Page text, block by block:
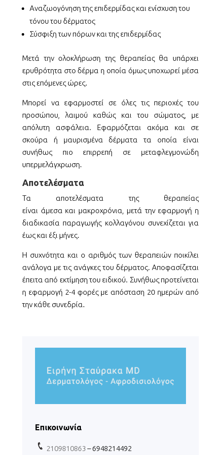
Αναζωογόνηση της επιδερμίδας και ενίσχυση του
τόνου του δέρματος
Σύσφιξη των πόρων και της επιδερμίδας
Μετά την ολοκλήρωση της θεραπείας θα υπάρχει
ερυθρότητα στο δέρμα η οποία όμως υποχωρεί μέσα
στις επόμενες ώρες.
Μπορεί να εφαρμοστεί σε όλες τις περιοχές του
προσώπου, λαιμού καθώς και του σώματος, με
απόλυτη ασφάλεια. Εφαρμόζεται ακόμα και σε
σκούρα ή μαυρισμένα δέρματα τα οποία είναι
συνήθως πιο επιρρεπή σε μεταφλεγμονώδη
υπερμελάγχρωση.
Αποτελέσματα
Τα αποτελέσματα της θεραπείας
είναι άμεσα και μακροχρόνια, μετά την εφαρμογή η
διαδικασία παραγωγής κολλαγόνου συνεχίζεται για
έως και έξι μήνες.
Η συχνότητα και ο αριθμός των θεραπειών ποικίλει
ανάλογα με τις ανάγκες του δέρματος. Αποφασίζεται
έπειτα από εκτίμηση του ειδικού. Συνήθως προτείνεται
η εφαρμογή 2-4 φορές με απόσταση 20 ημερών από
την κάθε συνεδρία.
Επικοινωνία
2109810863 – 6948214492